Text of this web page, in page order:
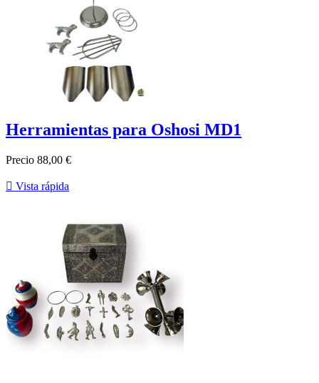
Herramientas para Oshosi MD1
Precio 88,00 €
 Vista rápida